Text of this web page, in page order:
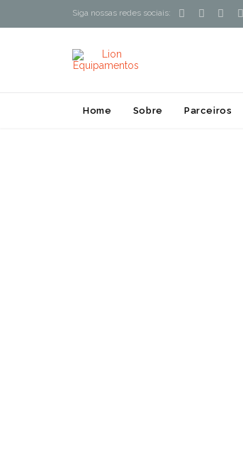
Siga nossas redes sociais:    
Home Sobre Parceiros